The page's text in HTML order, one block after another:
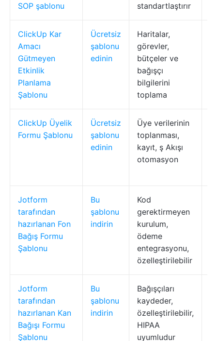
SOP şablonu
standartlaştırır
ClickUp Kar
Amacı
Gütmeyen
Etkinlik
Planlama
Şablonu
Ücretsiz
şablonu
edinin
Haritalar,
görevler,
bütçeler ve
bağışçı
bilgilerini
toplama
ClickUp Üyelik
Formu Şablonu
Ücretsiz
şablonu
edinin
Üye verilerinin
toplanması,
kayıt, ş Akışı
otomasyon
Jotform
tarafından
hazırlanan Fon
Bağış Formu
Şablonu
Bu
şablonu
indirin
Kod
gerektirmeyen
kurulum,
ödeme
entegrasyonu,
özelleştirilebilir
Jotform
tarafından
hazırlanan Kan
Bağışı Formu
Şablonu
Bu
şablonu
indirin
Bağışçıları
kaydeder,
özelleştirilebilir,
HIPAA
uyumludur